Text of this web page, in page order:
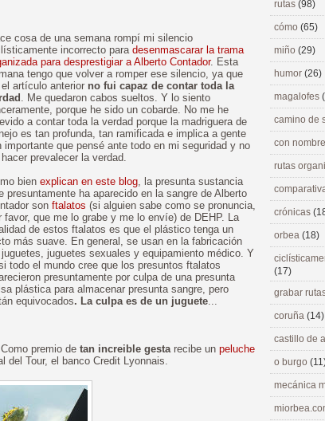
cosa de una semana rompí mi silencio
incorrecto paradesenmascarar la trama
para desprestigiar a Alberto Contador. Esta
tengo que volver a romper ese silencio, ya que
artículo anterior no fui capaz de contar toda la
. Me quedaron cabos sueltos. Y lo siento
porque he sido un cobarde. No me he
a contar toda la verdad porque la madriguera de
es tan profunda, tan ramificada e implica a gente
importante que pensé ante todo en mi seguridad y no
prevalecer la verdad.
bien explican en este blog, la presunta sustancia
presuntamente ha aparecido en la sangre de Alberto
son ftalatos (si alguien sabe como se pronuncia,
favor, que me lo grabe y me lo envíe) de DEHP. La
de estos ftalatos es que el plástico tenga un
más suave. En general, se usan en la fabricación
juguetes sexuales y equipamiento médico. Y
todo el mundo cree que los presuntos ftalatos
presuntamente por culpa de una presunta
plástica para almacenar presunta sangre, pero
equivocados. La culpa es de un juguete...
premio de tan increible gestarecibe un peluche
del Tour, el banco Credit Lyonnais.
rutas (98)
cómo (65)
miño (29)
humor (26)
magalofes
camino de
con
rutas
crónicas
orbea (18)
(17)
grabar
coruña (14)
castillo de
o burgo
mecánica